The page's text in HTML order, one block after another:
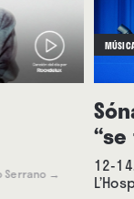
Serrano → 12-